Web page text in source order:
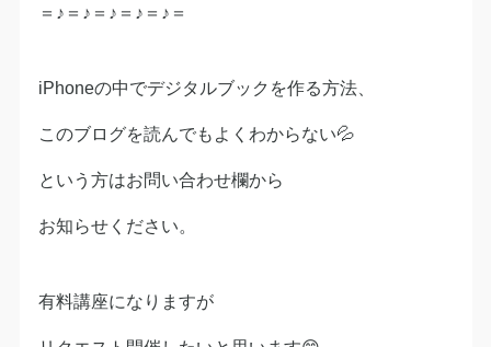
＝♪＝♪＝♪＝♪＝♪＝
iPhoneの中でデジタルブックを作る方法、
このブログを読んでもよくわからない💦
という方はお問い合わせ欄から
お知らせください。
有料講座になりますが